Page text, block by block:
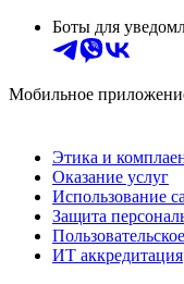
Боты для
Мобильное
Этика и
Оказание услуг
Использование
Защита
ИТ аккредитация